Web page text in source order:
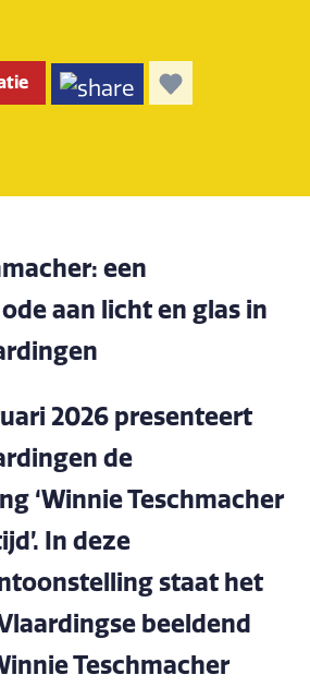
een
aan licht en glas in
2026 presenteert
de
‘Winnie Teschmacher
In deze
staat het
beeldend
Teschmacher